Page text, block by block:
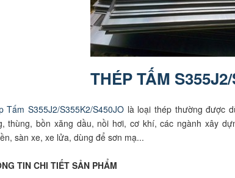
THÉP TẤM
Tấm S355J2/S355K2/S450JOlà loại thép thường được
thùng, bồn xăng dầu, nồi hơi, cơ khí, các ngành xây
sàn xe, xe lửa, dùng để sơn mạ...
TIN CHI TIẾT SẢN PHẨM